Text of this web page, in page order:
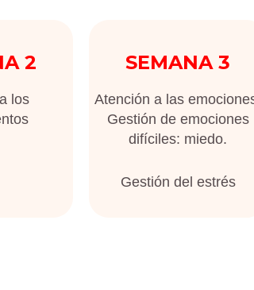
2
los
SEMANA 3
Atención a las
Gestión de emociones
difíciles: miedo.
Gestión del estrés